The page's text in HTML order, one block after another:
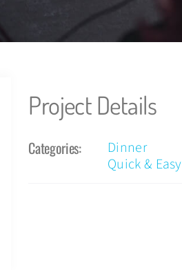
Project Details
Categories:
Dinner
Quick & Easy